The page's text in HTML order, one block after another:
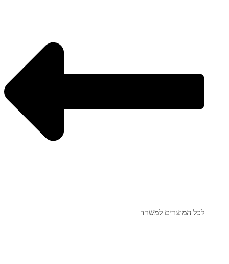
לכל המוצרים למשרד